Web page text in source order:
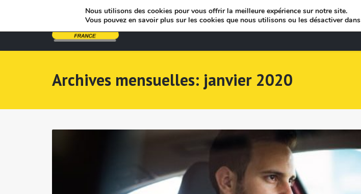
Archives mensuelles: janvier 2020
Nous utilisons des cookies pour vous offrir la meilleure expérience sur notre site.
Vous pouvez en savoir plus sur les cookies que nous utilisons ou les désactiver dans